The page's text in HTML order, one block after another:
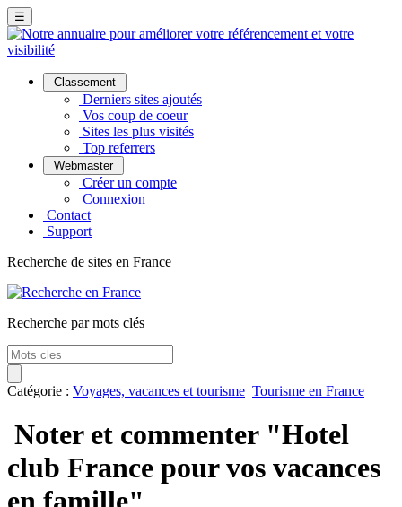
☰
Classement
Derniers sites ajoutés
Vos coup de coeur
Sites les plus visités
Top referrers
Webmaster
Créer un compte
Connexion
Contact
Support
Recherche de sites en France
Recherche par mots clés
Catégorie : Voyages, vacances et tourisme Tourisme en France
Noter et commenter "Hotel
club France pour vos vacances